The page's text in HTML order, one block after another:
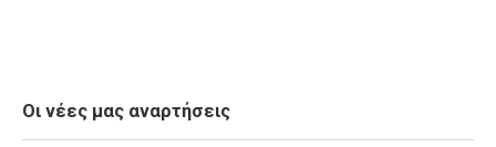
Οι νέες μας αναρτήσεις